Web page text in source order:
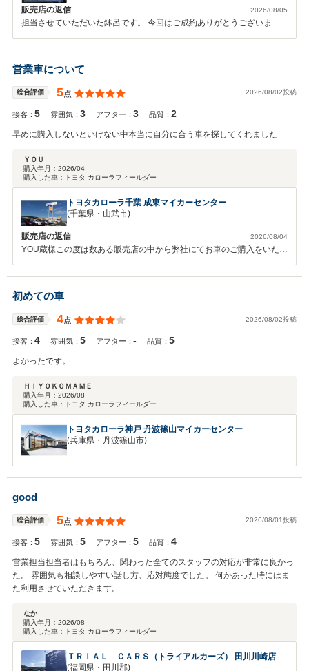
販売店の返信 2026/08/05
担当させていただいた鉢呂です。 今回はご成約ありがとうございま
い言葉です！ これから納車まで少し期間はございますが、 ご満足いた
くお願いいたします。
営業車について
総合評価 5点 2026/08/02投稿
接客：5 雰囲気：3 アフター：3 品質：2
早めに購入しないといけない中本当に自分に合う車を探してくれました
ＹＯＵ
購入年月： 2026/04
購入した車：
トヨタ カローラフィールダー
トヨタカローラ千葉 成東マイカーセンター
(千葉県・山武市)
販売店の返信 2026/08/04
YOU蔵様この度は数ある販売店の中から弊社にてお車のご購入をいただ
き誠にありがとうございます。今回ご希望に合ったお車をご案内で来て
大変うれしく思います。お客様のご要望が多岐にわたる中ベストな一台
を見つけるのは難しい部分もありますが今後も一人一人のご希望に合っ
たお車をご提案できるようお店作りをしていきます。今後もなにかお困
りの際は全力でフォローさせていただきますので今後もご愛顧宜しくお
願い致します。 ご購入いただきましたフィールダーがYOU様のカーラ
イフをより良くしてくれることをお祈りいたします。
初めての車
総合評価 4点 2026/08/02投稿
接客：4 雰囲気：5 アフター：- 品質：5
よかったです。
ＨＩＹＯＫＯＭＡＭＥ
購入年月： 2026/08
購入した車：
トヨタ カローラフィールダー
トヨタカローラ神戸 丹波篠山マイカーセンター
(兵庫県・丹波篠山市)
good
総合評価 5点 2026/08/01投稿
接客：5 雰囲気：5 アフター：5 品質：4
営業担当担当者はもちろん、関わった全てのスタッフの対応が非常に良かっ
た。 雰囲気も相談しやすい話し方、応対態度でした。 何かあった時にはま
た利用させていただきます。
なか
購入年月： 2026/08
購入した車：
トヨタ カローラフィールダー
ＴＲＩＡＬ ＣＡＲＳ（トライアルカーズ） 田川川崎店
(福岡県・田川郡)